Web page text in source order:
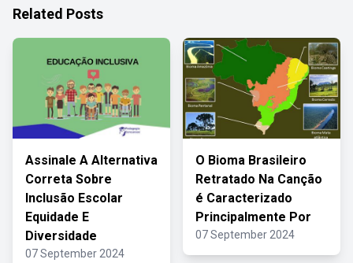
Related Posts
Assinale A Alternativa
Correta Sobre
Inclusão Escolar
Equidade E
Diversidade
07 September 2024
O Bioma Brasileiro
Retratado Na Canção
é Caracterizado
Principalmente Por
07 September 2024